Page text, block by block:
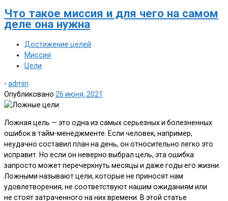
Что такое миссия и для чего на самом
деле она нужна
Достижение целей
Миссия
Цели
- admin
Опубликовано 26 июня, 2021
Ложная цель — это одна из самых серьезных и болезненных
ошибок в тайм-менеджменте. Если человек, например,
неудачно составил план на день, он относительно легко это
исправит. Но если он неверно выбрал цель, эта ошибка
запросто может перечеркнуть месяцы и даже годы его жизни.
Ложными называют цели, которые не приносят нам
удовлетворения, не соответствуют нашим ожиданиям или
не стоят затраченного на них времени. В этой статье